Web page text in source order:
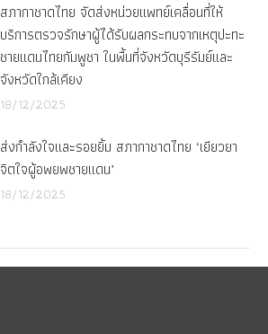
สภากาชาดไทย จัดส่งหน่วยแพทย์เคลื่อนที่ให้
บริการตรวจรักษาผู้ได้รับผลกระทบจากเหตุปะทะ
ชายแดนไทยกัมพูชา ในพื้นที่จังหวัดบุรีรัมย์และ
จังหวัดใกล้เคียง
18/12/2025
ส่งกำลังใจและรอยยิ้ม สภากาชาดไทย ‘เยียวยา
จิตใจผู้อพยพชายแดน’
18/12/2025